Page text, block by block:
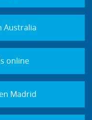
Australia
online
Madrid